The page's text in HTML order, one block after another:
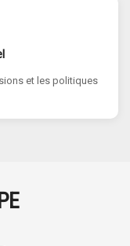
et les politiques